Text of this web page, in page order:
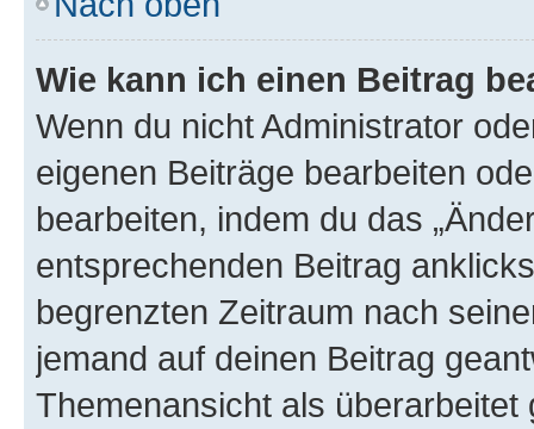
Wie kann ich einen Beitrag
Wenn du nicht Administrator
eigenen Beiträge bearbeiten
bearbeiten, indem du das
entsprechenden Beitrag
begrenzten Zeitraum nach
jemand auf deinen Beitrag
Themenansicht als